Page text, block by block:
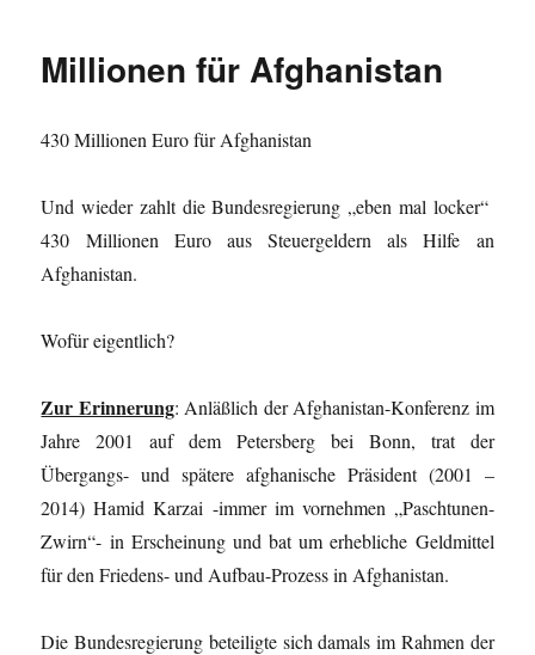
Millionen für Afghanistan
430 Millionen Euro für Afghanistan
Und wieder zahlt die Bundesregierung „eben mal locker“
430 Millionen Euro aus Steuergeldern als Hilfe an
Afghanistan.
Wofür eigentlich?
Zur Erinnerung: Anläßlich der Afghanistan-Konferenz im
Jahre 2001 auf dem Petersberg bei Bonn, trat der
Übergangs- und spätere afghanische Präsident (2001 –
2014) Hamid Karzai -immer im vornehmen „Paschtunen-
Zwirn“- in Erscheinung und bat um erhebliche Geldmittel
für den Friedens- und Aufbau-Prozess in Afghanistan.
Die Bundesregierung beteiligte sich damals im Rahmen der